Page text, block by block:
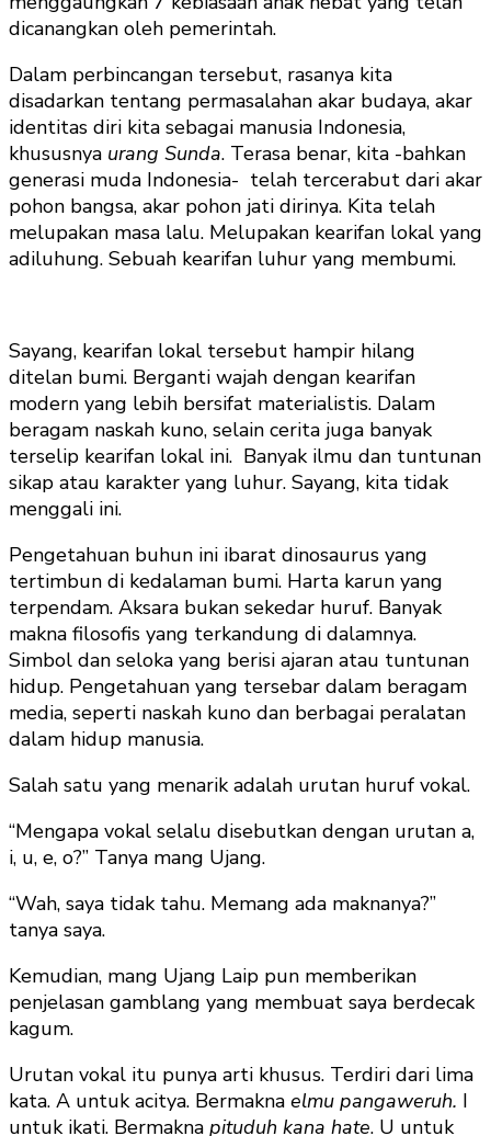
dicanangkan oleh pemerintah.
Dalam perbincangan tersebut, rasanya kita
disadarkan tentang permasalahan akar budaya, akar
identitas diri kita sebagai manusia Indonesia,
khususnya urang Sunda. Terasa benar, kita -bahkan
generasi muda Indonesia- telah tercerabut dari akar
pohon bangsa, akar pohon jati dirinya. Kita telah
melupakan masa lalu. Melupakan kearifan lokal yang
adiluhung. Sebuah kearifan luhur yang membumi.
Sayang, kearifan lokal tersebut hampir hilang
ditelan bumi. Berganti wajah dengan kearifan
modern yang lebih bersifat materialistis. Dalam
beragam naskah kuno, selain cerita juga banyak
terselip kearifan lokal ini. Banyak ilmu dan tuntunan
sikap atau karakter yang luhur. Sayang, kita tidak
menggali ini.
Pengetahuan buhun ini ibarat dinosaurus yang
tertimbun di kedalaman bumi. Harta karun yang
terpendam. Aksara bukan sekedar huruf. Banyak
makna filosofis yang terkandung di dalamnya.
Simbol dan seloka yang berisi ajaran atau tuntunan
hidup. Pengetahuan yang tersebar dalam beragam
media, seperti naskah kuno dan berbagai peralatan
dalam hidup manusia.
Salah satu yang menarik adalah urutan huruf vokal.
“Mengapa vokal selalu disebutkan dengan urutan a,
i, u, e, o?” Tanya mang Ujang.
“Wah, saya tidak tahu. Memang ada maknanya?”
tanya saya.
Kemudian, mang Ujang Laip pun memberikan
penjelasan gamblang yang membuat saya berdecak
kagum.
Urutan vokal itu punya arti khusus. Terdiri dari lima
kata. A untuk acitya. Bermakna elmu pangaweruh. I
untuk ikati. Bermakna pituduh kana hate. U untuk